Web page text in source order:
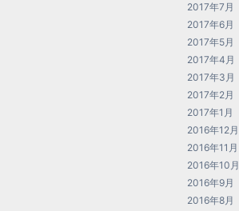
2017年7月
2017年6月
2017年5月
2017年4月
2017年3月
2017年2月
2017年1月
2016年12月
2016年11月
2016年10月
2016年9月
2016年8月